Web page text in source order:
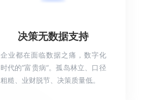
决策无数据支持
企业都在面临数据之痛，数字化
时代的“富贵病“。孤岛林立、口径
粗糙、业财脱节、决策质量低。